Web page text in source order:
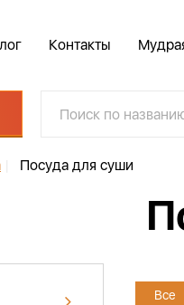
Контакты
Посуда для суши
Все